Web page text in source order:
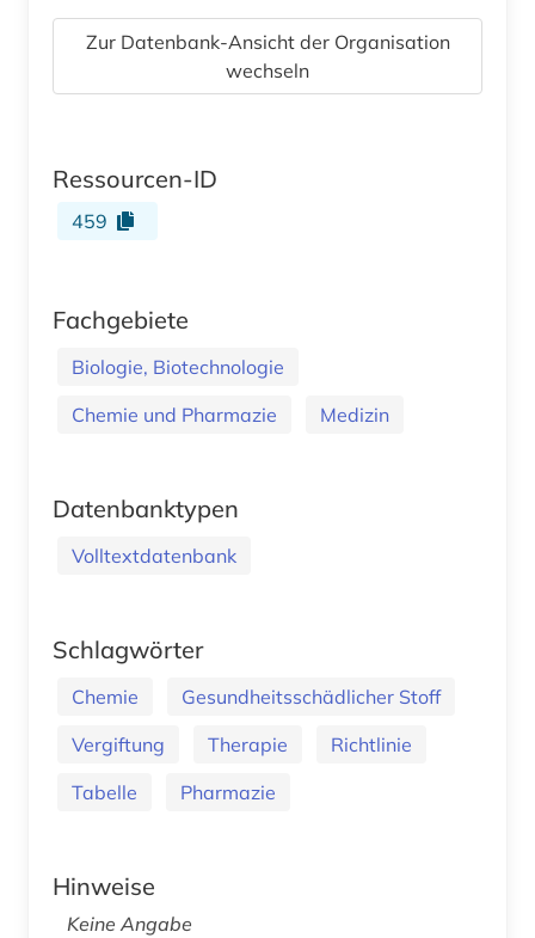
Zur Datenbank-Ansicht der Organisation
wechseln
Ressourcen-ID
459
Fachgebiete
Biologie, Biotechnologie
Chemie und Pharmazie
Medizin
Datenbanktypen
Volltextdatenbank
Schlagwörter
Chemie
Gesundheitsschädlicher Stoff
Vergiftung
Therapie
Richtlinie
Tabelle
Pharmazie
Hinweise
Keine Angabe